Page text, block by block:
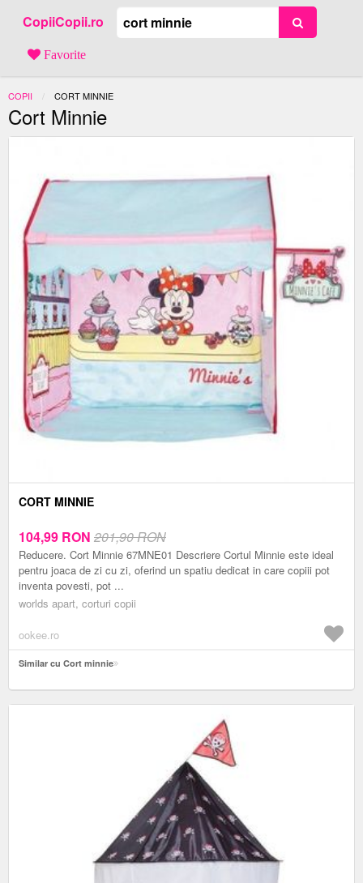
CopiiCopii.ro
Favorite
COPII ACTUAL:
CORT MINNIE
Cort Minnie
CORT MINNIE
104,99 RON 201,90 RON
Reducere. Cort Minnie 67MNE01 Descriere Cortul Minnie este ideal
pentru joaca de zi cu zi, oferind un spatiu dedicat in care copiii pot
inventa povesti, pot ...
worlds apart, corturi copii
ookee.ro
Similar cu Cort minnie